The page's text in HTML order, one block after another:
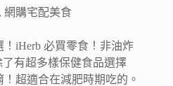
, 網購宅配美食
iHerb 必買零食！非油炸
有超多樣保健食品選擇
超適合在減肥時期吃的。